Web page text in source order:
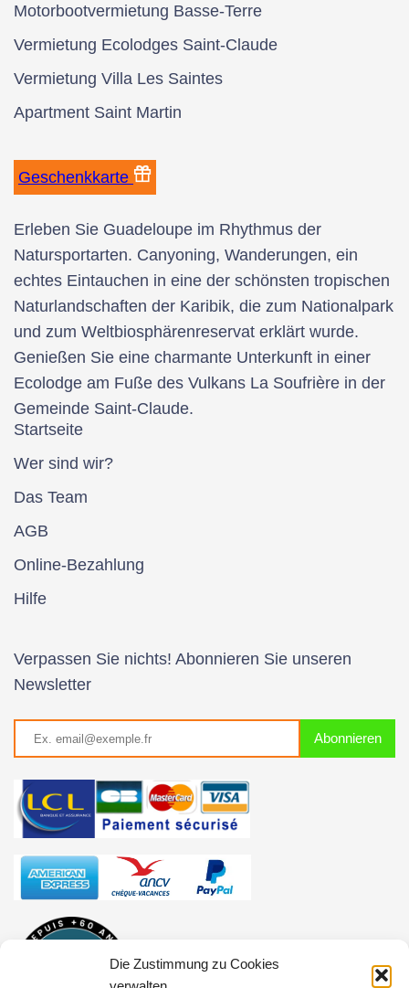
Die Zustimmung zu Cookies
Motorbootvermietung Basse-Terre
Vermietung Ecolodges Saint-Claude
Vermietung Villa Les Saintes
Apartment Saint Martin
Geschenkkarte
Erleben Sie Guadeloupe im Rhythmus der
Natursportarten. Canyoning, Wanderungen, ein
echtes Eintauchen in eine der schönsten tropischen
Naturlandschaften der Karibik, die zum Nationalpark
und zum Weltbiosphärenreservat erklärt wurde.
Genießen Sie eine charmante Unterkunft in einer
Ecolodge am Fuße des Vulkans La Soufrière in der
Gemeinde Saint-Claude.
Startseite
Wer sind wir?
Das Team
AGB
Online-Bezahlung
Hilfe
Verpassen Sie nichts! Abonnieren Sie unseren
Newsletter